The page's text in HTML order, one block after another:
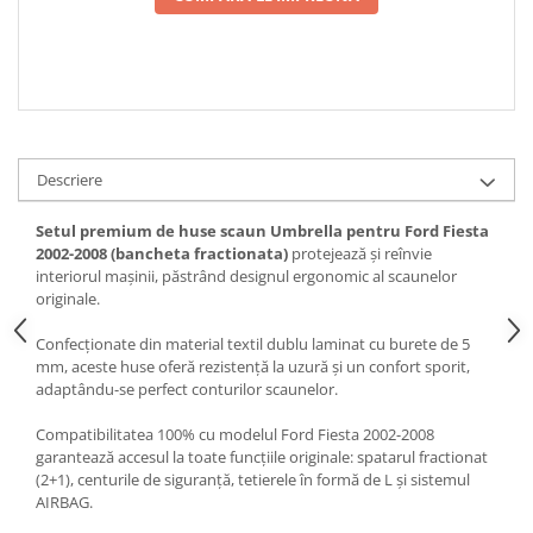
Spray Curatare Frane
Vopsitorie, Chituri si Adezivi
Curatare si Detailing Exterior
Articole Auto Sezoniere
Produse de Iarna
Cabluri Pornire
Produse de Vara
Blog
Descriere
Setul premium de huse scaun Umbrella pentru Ford Fiesta
2002-2008 (bancheta fractionata) protejează și reînvie
interiorul mașinii, păstrând designul ergonomic al scaunelor
originale.
Confecționate din material textil dublu laminat cu burete de 5
mm, aceste huse oferă rezistență la uzură și un confort sporit,
adaptându-se perfect conturilor scaunelor.
Compatibilitatea 100% cu modelul Ford Fiesta 2002-2008
garantează accesul la toate funcțiile originale: spatarul fractionat
(2+1), centurile de siguranță, tetierele în formă de L și sistemul
AIRBAG.